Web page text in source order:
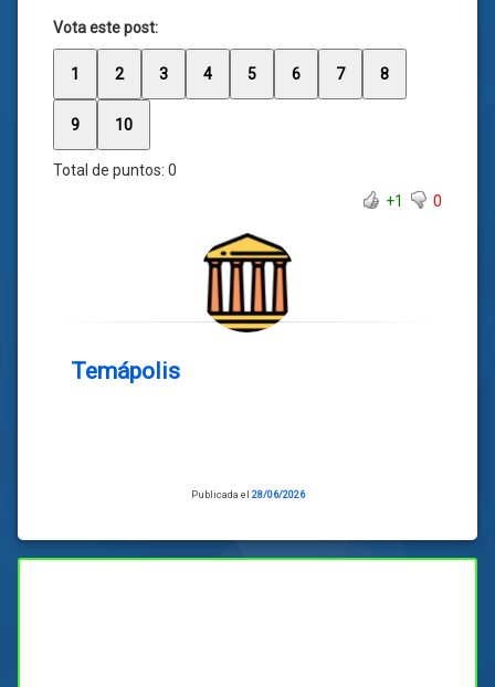
Vota este post:
1 2 3 4 5 6 7 8
9 10
Total de puntos: 0
+1
0
Temápolis
Publicada el 28/06/2026